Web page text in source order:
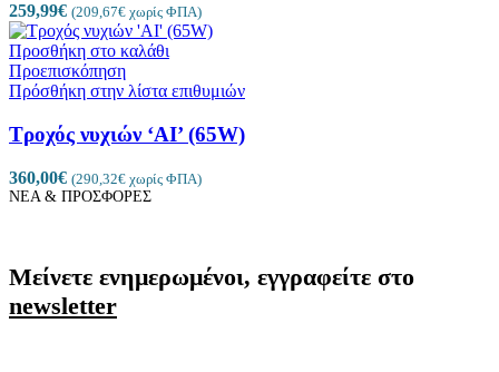
259,99€ (209,67€ χωρίς ΦΠΑ)
Προσθήκη στο καλάθι
Προεπισκόπηση
Πρόσθήκη στην λίστα επιθυμιών
Τροχός νυχιών ‘AI’ (65W)
360,00€ (290,32€ χωρίς ΦΠΑ)
ΝΕΑ & ΠΡΟΣΦΟΡΕΣ
Μείνετε ενημερωμένοι, εγγραφείτε στο
newsletter